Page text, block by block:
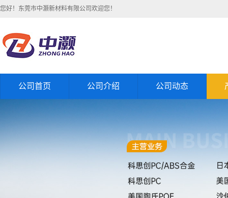
您好！东莞市中灏新材料有限公司欢迎您！
公司首页 公司介绍 公司动态